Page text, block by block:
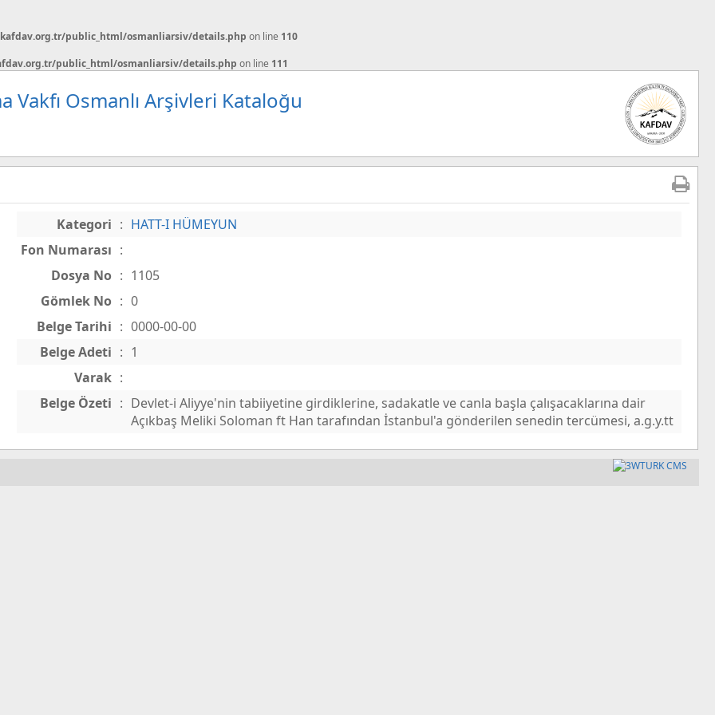
public_html/osmanliarsiv/details.php on line 110
public_html/osmanliarsiv/details.php on line 111
Vakfı Osmanlı Arşivleri Kataloğu
Kategori : HATT-I HÜMEYUN
Fon Numarası :
Dosya No : 1105
Gömlek No : 0
Belge Tarihi : 0000-00-00
Belge Adeti : 1
Varak :
Belge Özeti : Devlet-i Aliyye'nin tabiiyetine girdiklerine, sadakatle ve canla başla çalışacaklarına dair
Açıkbaş Meliki Soloman ft Han tarafından İstanbul'a gönderilen senedin tercümesi, a.g.y.tt